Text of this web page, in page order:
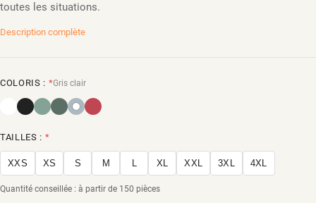
toutes les situations.
Description complète
COLORIS : *Gris clair
TAILLES : *
XXS XS S M L XL XXL 3XL 4XL
Quantité conseillée : à partir de 150 pièces